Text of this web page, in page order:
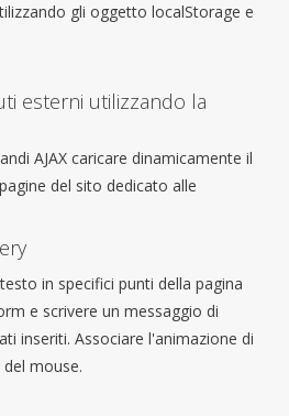
gli oggetto localStorage e
esterni utilizzando la
AJAX caricare dinamicamente il
del sito dedicato alle
in specifici punti della pagina
e scrivere un messaggio di
inseriti. Associare l'animazione di
mouse.